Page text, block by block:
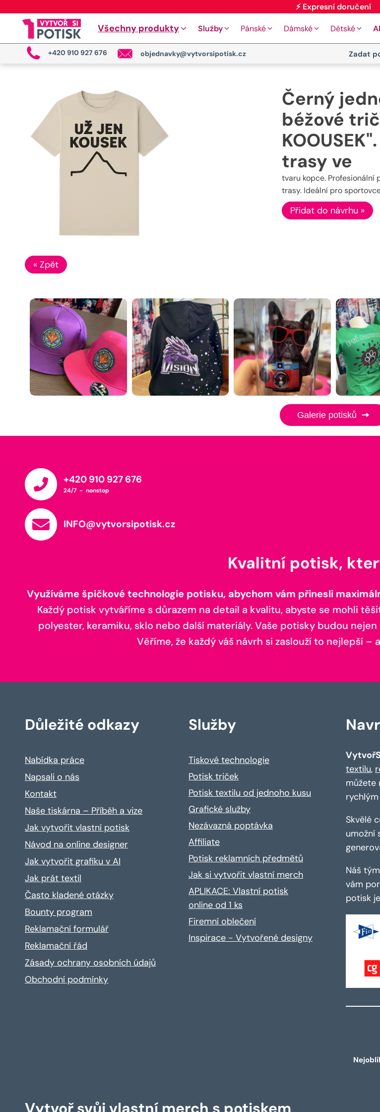
Všechny produkty Služby Pánské Dámské Dětské AI
+420 910 927 676 objednavky@vytvorsipotisk.cz Zadat
Černý
béžové
trasy ve
tvaru kopce. Profesionální
trasy. Ideální pro
Přidat do návrhu »
« Zpět
Galerie potisků
+420 910 927 676
24/7 - nonstop
INFO@vytvorsipotisk.cz
Kvalitní potisk,
Využíváme špičkové technologie potisku, abychom vám přinesli
Každý potisk vytváříme s důrazem na detail a kvalitu, abyste se mohli
polyester, keramiku, sklo nebo další materiály. Vaše potisky budou
Věříme, že každý váš návrh si zaslouží to nejlepší –
Důležité odkazy
Nabídka práce
Napsali o nás
Kontakt
Naše tiskárna – Příběh a vize
Jak vytvořit vlastní potisk
Návod na online designer
Jak vytvořit grafiku v AI
Jak prát textil
Často kladené otázky
Bounty program
Reklamační formulář
Reklamační řád
Zásady ochrany osobních údajů
Obchodní podmínky
Služby
Tiskové technologie
Potisk triček
Potisk textilu od jednoho kusu
Grafické služby
Nezávazná poptávka
Affiliate
Potisk reklamních předmětů
Jak si vytvořit vlastní merch
APLIKACE: Vlastní potisk
online od 1 ks
Firemní oblečení
Inspirace - Vytvořené designy
textilu,
můžete
Skvělé
umožní
Náš
vám
potisk